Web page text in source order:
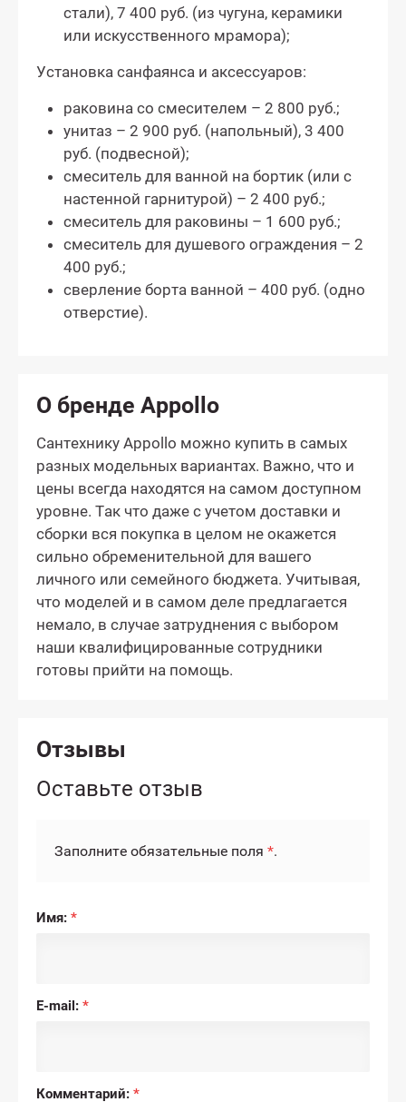
стали), 7 400 руб. (из чугуна, керамики
или искусственного мрамора);
Установка санфаянса и аксессуаров:
раковина со смесителем – 2 800 руб.;
унитаз – 2 900 руб. (напольный), 3 400
руб. (подвесной);
смеситель для ванной на бортик (или с
настенной гарнитурой) – 2 400 руб.;
смеситель для раковины – 1 600 руб.;
смеситель для душевого ограждения – 2
400 руб.;
сверление борта ванной – 400 руб. (одно
отверстие).
О бренде Appollo
Сантехнику Appollo можно купить в самых
разных модельных вариантах. Важно, что и
цены всегда находятся на самом доступном
уровне. Так что даже с учетом доставки и
сборки вся покупка в целом не окажется
сильно обременительной для вашего
личного или семейного бюджета. Учитывая,
что моделей и в самом деле предлагается
немало, в случае затруднения с выбором
наши квалифицированные сотрудники
готовы прийти на помощь.
Отзывы
Оставьте отзыв
Заполните обязательные поля *.
Имя: *
E-mail: *
Комментарий: *